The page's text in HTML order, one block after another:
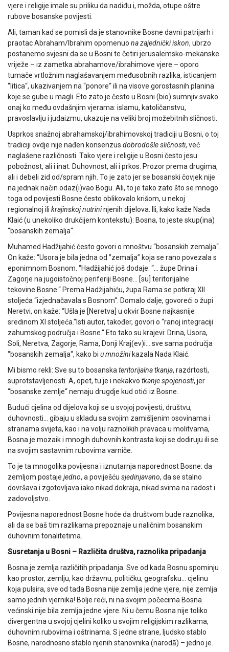
vjere i religije imale su priliku da nadiđu i, možda, otupe oštre
rubove bosanske povijesti.
Ali, taman kad se pomisli da je stanovnike Bosne davni patrijarh i
praotac Abraham/Ibrahim opomenuo na zajednički iskon, ubrzo
postanemo svjesni da se u Bosni te četiri jerusalemsko-mekanske
vriježe – iz zametka abrahamove/ibrahimove vjere – oporo
tumače vrtložnim naglašavanjem međusobnih razlika, isticanjem
“litica“, ukazivanjem na “ponore“ ili na visove gorostasnih planina
koje se gube u magli. Eto zato je često u Bosni (bio) sumnjiv svako
onaj ko među ovdašnjim vjerama: islamu, katoličanstvu,
pravoslavlju i judaizmu, ukazuje na veliki broj možebitnih sličnosti.
Usprkos snažnoj abrahamskoj/ibrahimovskoj tradiciji u Bosni, o toj
tradiciji ovdje nije nađen konsenzus dobrodošle sličnosti, već
naglašene različnosti. Tako vjere i religije u Bosni često jesu
pobožnost, ali i inat. Duhovnost, ali i prkos. Prozor prema drugima,
ali i debeli zid od/spram njih. To je zato jer se bosanski čovjek nije
na jednak način odaz(i)vao Bogu. Ali, to je tako zato što se mnogo
toga od povijesti Bosne često oblikovalo krišom, u nekoj
regionalnoj ili krajinskoj nutrininjenih dijelova. Ili, kako kaže Nada
Klaić (u unekoliko drukčijem kontekstu): Bosna, to jeste skup(ina)
“bosanskih zemalja“.
Muhamed Hadžijahić često govori o mnoštvu “bosanskih zemalja“.
On kaže: “Usora je bila jedna od ”zemalja” koja se rano povezala s
eponimnom Bosnom. “Hadžijahić još dodaje: “… župe Drina i
Zagorje na jugoistočnoj periferiji Bosne… [su] teritorijalne
tekovine Bosne.“ Prema Hadžijahiću, župa Rama se potkraj XII
stoljeća “izjednačavala s Bosnom“. Domalo dalje, govoreći o župi
Neretvi, on kaže: “Ušla je [Neretva] u okvir Bosne najkasnije
sredinom XI stoljeća.“Isti autor, također, govori o “ranoj integraciji
zahumskog područja i Bosne.“ Eto tako su krajevi: Drina, Usora,
Soli, Neretva, Zagorje, Rama, Donji Kraj(ev)i… sve sama područja
“bosanskih zemalja“, kako bi u množinikazala Nada Klaić.
Mi bismo rekli: Sve su to bosanskateritorijalna tkanja, razdrtosti,
suprotstavljenosti. A, opet, tu je i nekakvo tkanje spojenosti, jer
“bosanske zemlje“ nemaju drugdje kud otići iz Bosne.
Budući cjelina od dijelova koji se u svojoj povijesti, društvu,
duhovnosti… gibaju u skladu sa svojim zamišljenim osovinama i
stranama svijeta, kao i na volju raznolikih pravaca u molitvama,
Bosna je mozaik i mnogih duhovnih kontrasta koji se dodiruju ili se
na svojim sastavnim rubovima varniče.
To je ta mnogolika povijesna i iznutarnja naporednost Bosne: da
zemljom postaje jedno, a poviješću sjedinjavano, da se stalno
dovršava i zgotovljava iako nikad dokraja, nikad svima na radost i
zadovoljstvo.
Povijesna naporednost Bosne hoće da društvom bude raznolika,
ali da se baš tim razlikama prepoznaje u naličnim bosanskim
duhovnim tonalitetima.
Susretanja u Bosni – Različita društva, raznolika pripadanja
Bosna je zemlja različitih pripadanja. Sve od kada Bosnu spominju
kao prostor, zemlju, kao državnu, političku, geografsku… cjelinu
koja pulsira, sve od tada Bosna nije zemlja jedne vjere, nije zemlja
samo jednih vjernika! Bolje reći, ni na svojim počecima Bosna
većinski nije bila zemlja jedne vjere. Ni u čemu Bosna nije toliko
divergentna u svojoj cjelini koliko u svojim religijskim razlikama,
duhovnim rubovima i oštrinama. S jedne strane, ljudsko stablo
Bosne, narodnosno stablo njenih stanovnika (narodā) – jedno je.